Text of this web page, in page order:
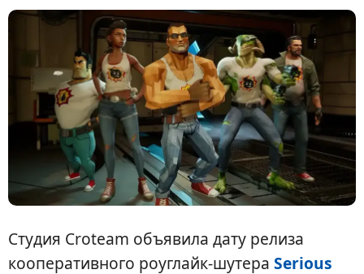
Студия Croteam объявила дату релиза
кооперативного роуглайк-шутера Serious